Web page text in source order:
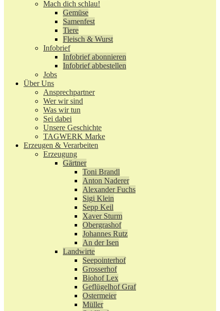
Mach dich schlau!
Gemüse
Samenfest
Tiere
Fleisch & Wurst
Infobrief
Infobrief abonnieren
Infobrief abbestellen
Jobs
Über Uns
Ansprechpartner
Wer wir sind
Was wir tun
Sei dabei
Unsere Geschichte
TAGWERK Marke
Erzeugen & Verarbeiten
Erzeugung
Gärtner
Toni Brandl
Anton Naderer
Alexander Fuchs
Sigi Klein
Sepp Keil
Xaver Sturm
Obergrashof
Johannes Rutz
An der Isen
Landwirte
Seepointerhof
Grosserhof
Biohof Lex
Geflügelhof Graf
Ostermeier
Müller